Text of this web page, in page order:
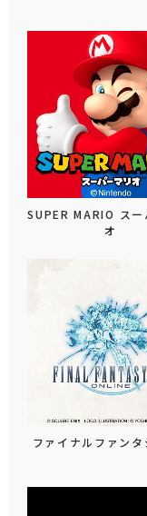
SUPER MARIO スー
オ
ファイナルファン